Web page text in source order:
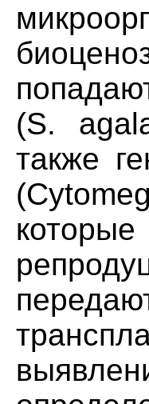
(S.
также